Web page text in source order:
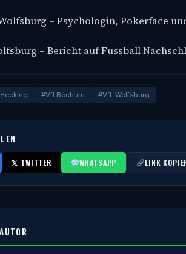
– Bericht auf Fussball
#Vfl Bochum #VfL Wolfsburg
𝕏 TWITTER WHATSAPP LINK